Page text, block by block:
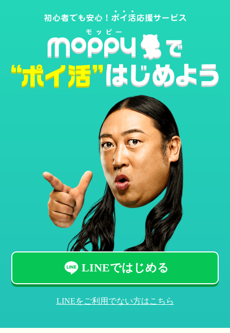
LINEではじめる
LINEをご利用でない方はこちら